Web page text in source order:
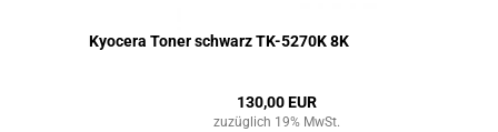
Kyocera Toner schwarz TK-5270K 8K
130,00 EUR
zuzüglich 19% MwSt.